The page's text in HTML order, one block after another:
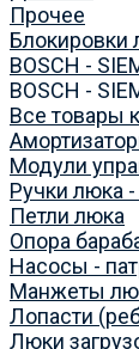
Прочее
Блокировки
BOSCH -
BOSCH -
Все товары
Модули
Ручки люка
Петли люка
Опора
Насосы -
Манжеты
Лопасти
Люки